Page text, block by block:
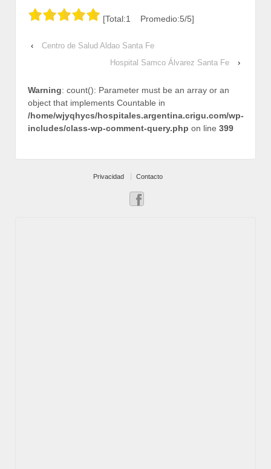
[Total:1 Promedio:5/5]
‹
Centro de Salud Aldao Santa Fe
Hospital Samco Álvarez Santa Fe
›
Warning: count(): Parameter must be an array or an
object that implements Countable in
/home/wjyqhycs/hospitales.argentina.crigu.com/wp-
includes/class-wp-comment-query.php on line 399
Privacidad Contacto